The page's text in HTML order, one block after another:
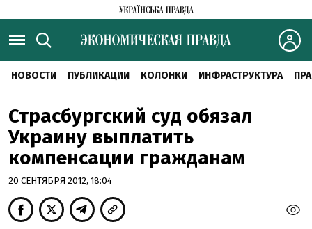
НОВОСТИ ПУБЛИКАЦИИ КОЛОНКИ ИНФРАСТРУКТУРА
Страсбургский суд обязал
Украину выплатить
компенсации гражданам
20 СЕНТЯБРЯ 2012, 18:04